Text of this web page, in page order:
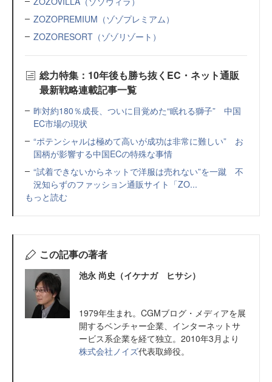
ZOZOPREMIUM（ゾゾプレミアム）
ZOZORESORT（ゾゾリゾート）
総力特集：10年後も勝ち抜くEC・ネット通販
最新戦略連載記事一覧
昨対約180％成長、ついに目覚めた“眠れる獅子” 中国
EC市場の現状
“ポテンシャルは極めて高いが成功は非常に難しい” お
国柄が影響する中国ECの特殊な事情
“試着できないからネットで洋服は売れない”を一蹴 不
況知らずのファッション通販サイト「ZO...
もっと読む
この記事の著者
池永 尚史（イケナガ ヒサシ）
1979年生まれ。CGMブログ・メディアを展
開するベンチャー企業、インターネットサ
ービス系企業を経て独立。2010年3月より
株式会社ノイズ代表取締役。